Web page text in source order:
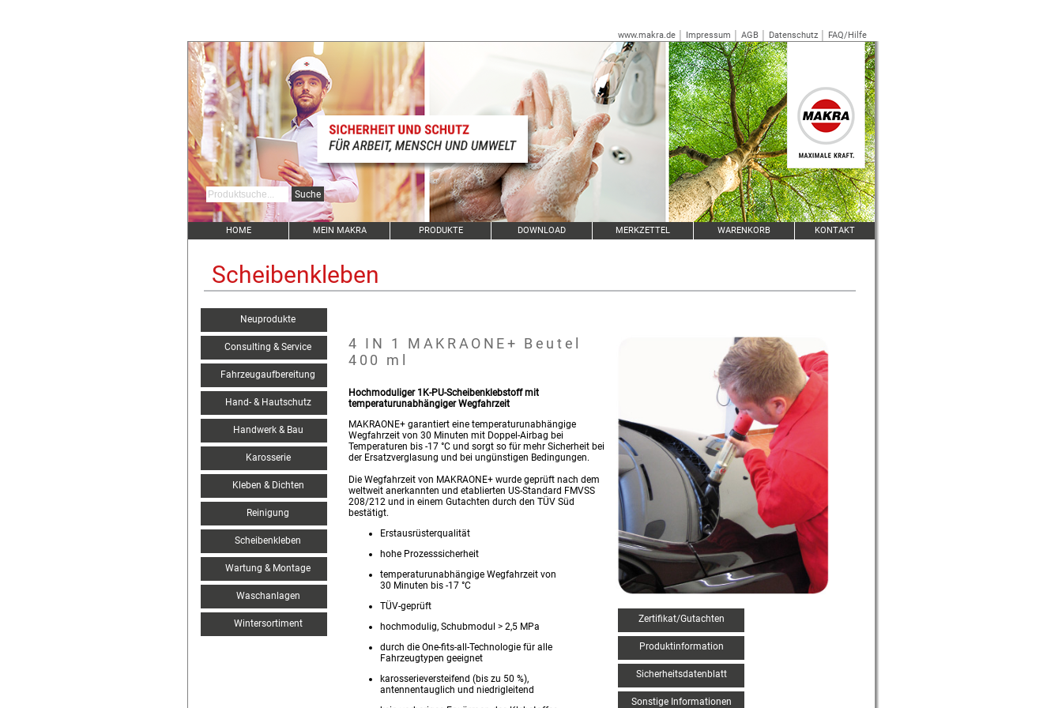
www.makra.de Impressum AGB Datenschutz FAQ/Hilfe
HOME MEIN MAKRA PRODUKTE DOWNLOAD MERKZETTEL WARENKORB KONTAKT
Scheibenkleben
Neuprodukte
Consulting & Service
Fahrzeugaufbereitung
Hand- & Hautschutz
Handwerk & Bau
Karosserie
Kleben & Dichten
Reinigung
Scheibenkleben
Wartung & Montage
Waschanlagen
Wintersortiment
4 IN 1 MAKRAONE+ Beutel
400 ml
Hochmoduliger 1K-PU-Scheibenklebstoff mit
temperaturunabhängiger Wegfahrzeit
MAKRAONE+ garantiert eine temperaturunabhängige
Wegfahrzeit von 30 Minuten mit Doppel-Airbag bei
Temperaturen bis -17 °C und sorgt so für mehr Sicherheit bei
der Ersatzverglasung und bei ungünstigen Bedingungen.
Die Wegfahrzeit von MAKRAONE+ wurde geprüft nach dem
weltweit anerkannten und etablierten US-Standard FMVSS
208/212 und in einem Gutachten durch den TÜV Süd
bestätigt.
Erstausrüsterqualität
hohe Prozesssicherheit
temperaturunabhängige Wegfahrzeit von
30 Minuten bis -17 °C
TÜV-geprüft
hochmodulig, Schubmodul > 2,5 MPa
durch die One-fits-all-Technologie für alle
Fahrzeugtypen geeignet
karosserieversteifend (bis zu 50 %),
antennentauglich und niedrigleitend
Zertifikat/Gutachten
Produktinformation
Sicherheitsdatenblatt
Sonstige Informationen